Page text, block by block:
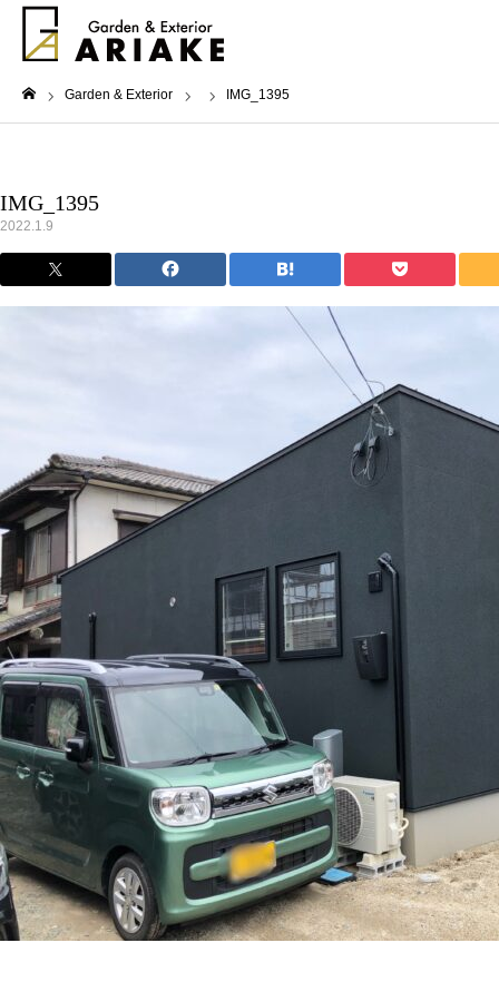
Garden & Exterior IMG_1395
IMG_1395
2022.1.9